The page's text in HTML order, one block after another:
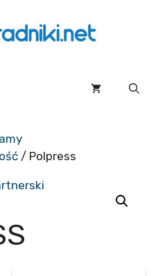
/ Polpress